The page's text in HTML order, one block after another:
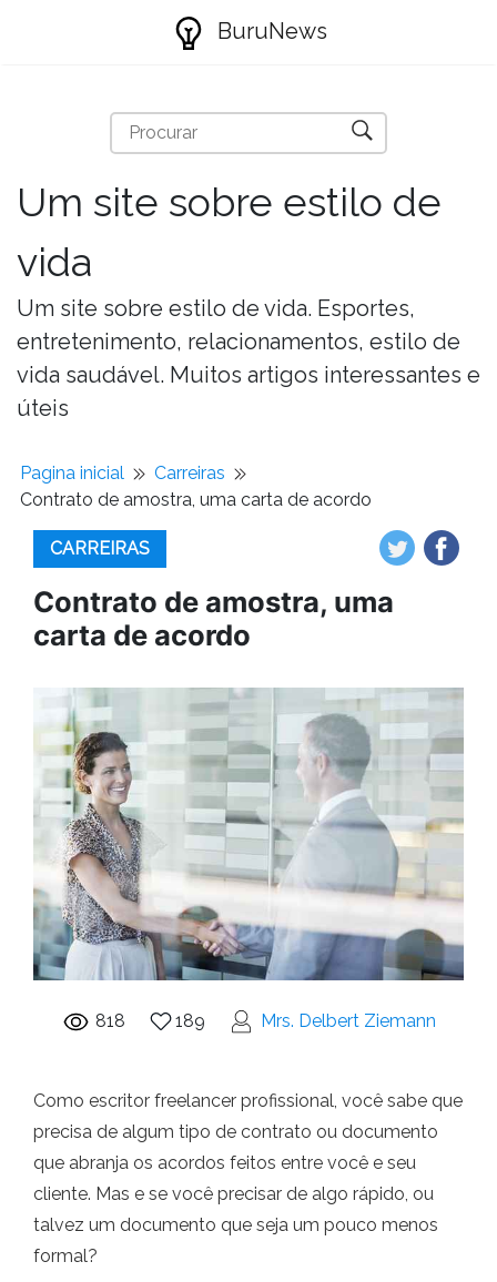
BuruNews
Um site sobre estilo de
vida
Um site sobre estilo de vida. Esportes,
entretenimento, relacionamentos, estilo de
vida saudável. Muitos artigos interessantes e
úteis
Pagina inicial
Carreiras
Contrato de amostra, uma carta de acordo
CARREIRAS
Contrato de amostra, uma
carta de acordo
818 189 Mrs. Delbert Ziemann
Como escritor freelancer profissional, você sabe que
precisa de algum tipo de contrato ou documento
que abranja os acordos feitos entre você e seu
cliente. Mas e se você precisar de algo rápido, ou
talvez um documento que seja um pouco menos
formal?